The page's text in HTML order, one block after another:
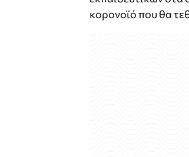
κορονοϊό που θα